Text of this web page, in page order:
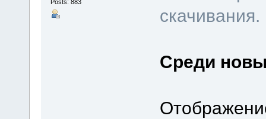
Posts: 883
скачивания.
Среди